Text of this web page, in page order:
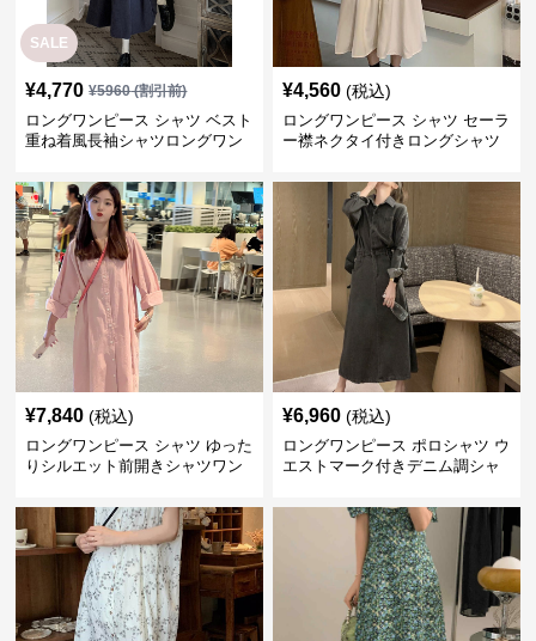
SALE
¥4,770 ¥5960(割引前)
ロングワンピース シャツ ベスト
重ね着風長袖シャツロングワン
¥4,560 (税込)
ロングワンピース シャツ セーラ
ー襟ネクタイ付きロングシャツ
¥7,840 (税込)
ロングワンピース シャツ ゆった
りシルエット前開きシャツワン
¥6,960 (税込)
ロングワンピース ポロシャツ ウ
エストマーク付きデニム調シャ